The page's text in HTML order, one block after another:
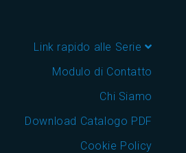
Link rapido alle Serie
Modulo di Contatto
Chi Siamo
Download Catalogo PDF
Cookie Policy